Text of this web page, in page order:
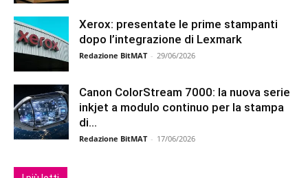
Xerox: presentate le prime stampanti
dopo l’integrazione di Lexmark
Redazione BitMAT - 29/06/2026
Canon ColorStream 7000: la nuova serie
inkjet a modulo continuo per la stampa
di...
Redazione BitMAT - 17/06/2026